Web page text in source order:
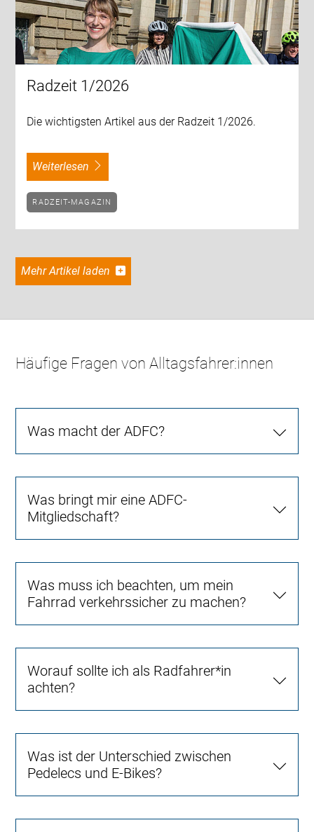
Radzeit 1/2026
Die wichtigsten Artikel aus der Radzeit 1/2026.
weiterlesen
RADZEIT-MAGAZIN
Mehr Artikel laden
Häufige Fragen von Alltagsfahrer:innen
Was macht der ADFC?
Was bringt mir eine ADFC-
Mitgliedschaft?
Was muss ich beachten, um mein
Fahrrad verkehrssicher zu machen?
Worauf sollte ich als Radfahrer*in
achten?
Was ist der Unterschied zwischen
Pedelecs und E-Bikes?